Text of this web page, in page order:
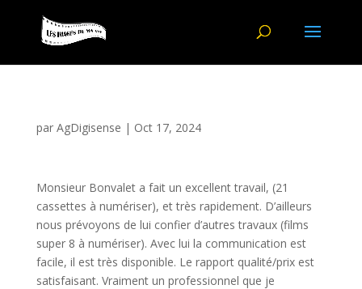
par AgDigisense | Oct 17, 2024
Monsieur Bonvalet a fait un excellent travail, (21
cassettes à numériser), et très rapidement. D’ailleurs
nous prévoyons de lui confier d’autres travaux (films
super 8 à numériser). Avec lui la communication est
facile, il est très disponible. Le rapport qualité/prix est
satisfaisant. Vraiment un professionnel que je